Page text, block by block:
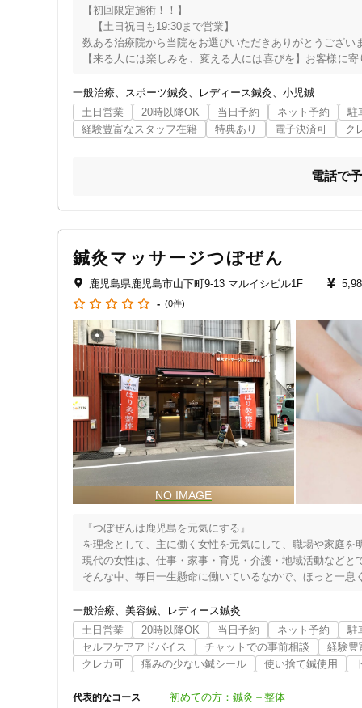
ジャンル
一般治療
特徴・キーワード
駐車場あり
設備の特徴
キッズスペースあり
女性向けの特徴
女性スタッフ在籍
コロナ対応
チャットでの事前相談
痛みの少ない鍼シール
支払いに関する特徴
特典あり
【初回限定施術！！】
【土日祝日も19:30まで営業】
数ある治療院から当院をお選びいただきありがとうござい
【来る人には楽しみを、変える人には喜びを】お客様に
目の前のお客様が「もし家族ならどうする？」という気持
現代社会では寝違え、ぎっくり腰、首、肩凝り、痛み、
る方が多いです。整体、鍼灸、整骨院に通ったことがな
して)を受けたい、長年お身体の痛み（首痛、腰痛、四十
お悩みを後回しにせず症状の慢性化につながらないよう
住所：鹿児島市鴨池1丁目4-6上川イングリッシュスクール
営業時間：9:00~19:30 (火曜のみ不定休) ※時間外での対応
一般治療 スポーツ鍼灸 レディース鍼灸
小児鍼
土日営業
20時以降OK 当日予約 ネット予約
駐
経験豊富なスタッフ在籍
特典あり 電子決済可 ク
電話で
鍼灸マッサージつぼぜん
鹿児島県鹿児島市山下町9-13 マルイシビル1F
- (0件)
『つぼぜんは鹿児島を元気にする』
を理念として、主に働く女性を元気にして、職場や家庭
現代の女性は、仕事・家事・育児・介護・地域活動など
そんな中、毎日一生懸命に働いているなかで、ほっと一
一般治療
美容鍼
レディース鍼灸
土日営業
20時以降OK 当日予約 ネット予約
駐
セルフケアアドバイス
チャットでの事前相談
経験豊
クレカ可
痛みの少ない鍼シール 使い捨て鍼使用
代表的なコース 初めての方：鍼灸＋整体